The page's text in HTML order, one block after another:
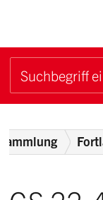
Suchbegriff